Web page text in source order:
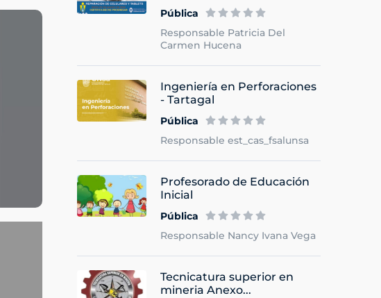
Pública
Responsable Patricia Del
Carmen Hucena
Ingeniería en Perforaciones
- Tartagal
Pública
Responsable est_cas_fsalunsa
Profesorado de Educación
Inicial
Pública
Responsable Nancy Ivana Vega
Tecnicatura superior en
mineria Anexo...